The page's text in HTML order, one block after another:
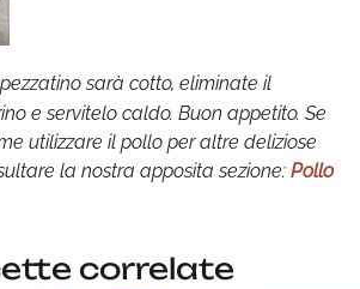
sarà cotto, eliminate il
e servitelo caldo. Buon appetito. Se
utilizzare il pollo per altre deliziose
la nostra apposita sezione: Pollo
correlate